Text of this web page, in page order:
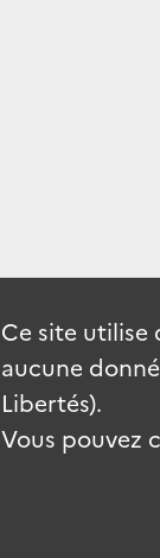
Ce site utilise
aucune
Libertés).
Vous pouvez